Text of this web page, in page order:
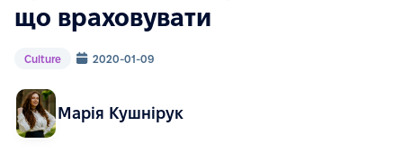
що враховувати
Culture 2020-01-09
Марія Кушнірук